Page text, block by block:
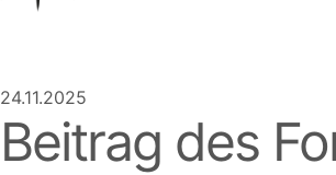
24.11.2025
Beitrag des